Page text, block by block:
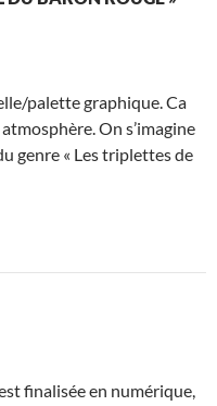
palette graphique. Ca
On s’imagine
genre « Les triplettes de
finalisée en numérique,